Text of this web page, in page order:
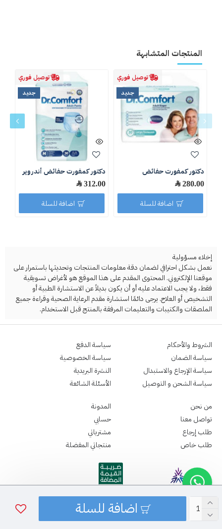
اضافة للسلة
المنتجات المتشابهة
جديد
توصيل فوري
دكتور كمفورت حفائض
280.00 ﷼
اضافة للسلة
جديد
توصيل فوري
دكتور كمفورت حفائض أندروير
312.00 ﷼
اضافة للسلة
إخلاء مسؤولية
نعمل بشكل احترافي لضمان دقة معلومات المنتجات وتحديثها باستمرار على
موقعنا الإلكتروني. المحتوى المقدم على هذا الموقع هو لأغراض تسويقية
فقط، ولا يجب الاعتماد عليه أو أن يكون بديلاً عن الاستشارة الطبية أو
التشخيص أو العلاج. يرجى دائمًا استشارة مقدم الرعاية الصحية وقراءة جميع
الملصقات والكتيبات والتعليمات المرفقة بالمنتج قبل الاستخدام.
الشروط والأحكام
سياسة الضمان
سياسة الإرجاع والاستبدال
سياسة الشحن و التوصيل
سياسة الدفع
سياسة الخصوصية
النشرة البريدية
الأسئلة الشائعة
من نحن
تواصل معنا
طلب إرجاع
طلب خاص
المدونة
حسابي
مشترياتي
منتجاتي المفضلة